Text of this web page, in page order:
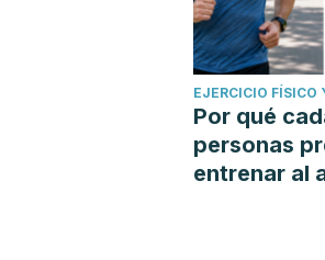
EJERCICIO FÍSICO
Por qué
personas
entrenar al